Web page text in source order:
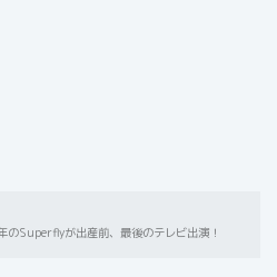
のSuperflyが出産前、最後のテレビ出演！